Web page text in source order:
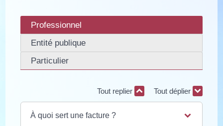
Professionnel
Entité publique
Particulier
Tout replier Tout déplier
À quoi sert une facture ?